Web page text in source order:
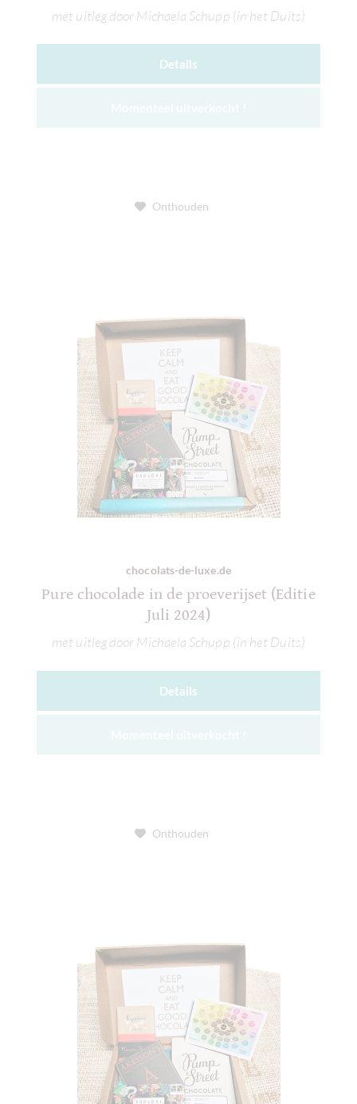
met uitleg door Michaela Schupp (in het Duits)
Details
Onthouden
chocolats-de-luxe.de
Pure chocolade in de proeverijset (Editie
Juli 2024)
met uitleg door Michaela Schupp (in het Duits)
Details
Onthouden